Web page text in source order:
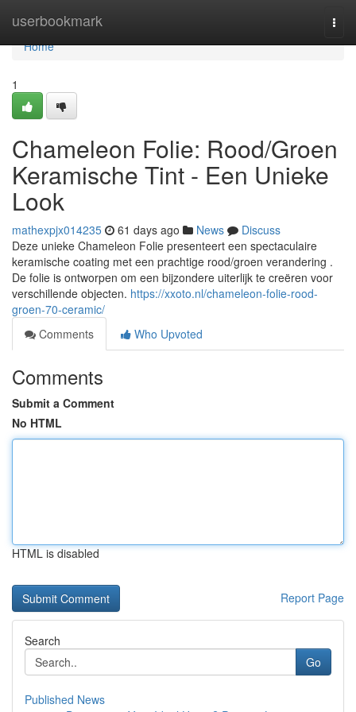
userbookmark
Home
Home
1
Chameleon Folie: Rood/Groen
Keramische Tint - Een Unieke
Look
mathexpjx014235 61 days ago News
Discuss
Deze unieke Chameleon Folie presenteert een spectaculaire
keramische coating met een prachtige rood/groen verandering .
De folie is ontworpen om een bijzondere uiterlijk te creëren voor
verschillende objecten. https://xxoto.nl/chameleon-folie-rood-
groen-70-ceramic/
Comments
Who Upvoted
Comments
Submit a Comment
No HTML
HTML is disabled
Report Page
Search
Go
Published News